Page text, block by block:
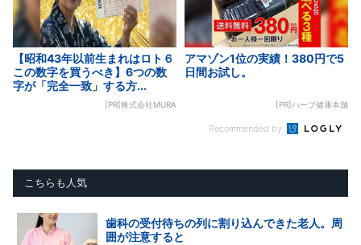
【昭和43年以前生まれはロト６
この数字を買うべき】6つの数
字が「完全一致」する方...
[PR]株式会社MURA
アマゾン1位の実績！380円で5
日間お試し。
[PR]ハーブ健康本舗
Recommended by
こちらも人気
歯科の受付待ちの列に割り込んできた老人。周
囲が注意すると